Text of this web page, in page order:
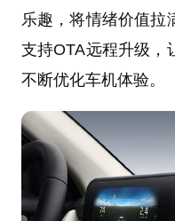
乐趣，将情绪价值拉
支持OTA远程升级，
不断优化车机体验。